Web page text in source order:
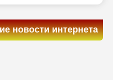
новости интернета